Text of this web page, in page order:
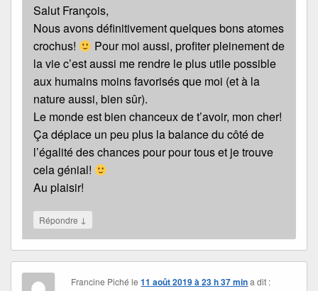
Salut François,
Nous avons définitivement quelques bons atomes
crochus!
Pour moi aussi, profiter pleinement de
la vie c’est aussi me rendre le plus utile possible
aux humains moins favorisés que moi (et à la
nature aussi, bien sûr).
Le monde est bien chanceux de t’avoir, mon cher!
Ça déplace un peu plus la balance du côté de
l’égalité des chances pour pour tous et je trouve
cela génial!
Au plaisir!
Répondre ↓
Francine Piché le11 août 2019 à 23 h 37 min a dit :